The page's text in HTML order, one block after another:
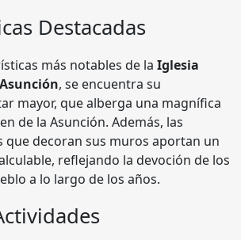
Destacadas
más notables de la Iglesia
, se encuentra su
mayor, que alberga una magnífica
de la Asunción. Además, las
que decoran sus muros aportan un
reflejando la devoción de los
a lo largo de los años.